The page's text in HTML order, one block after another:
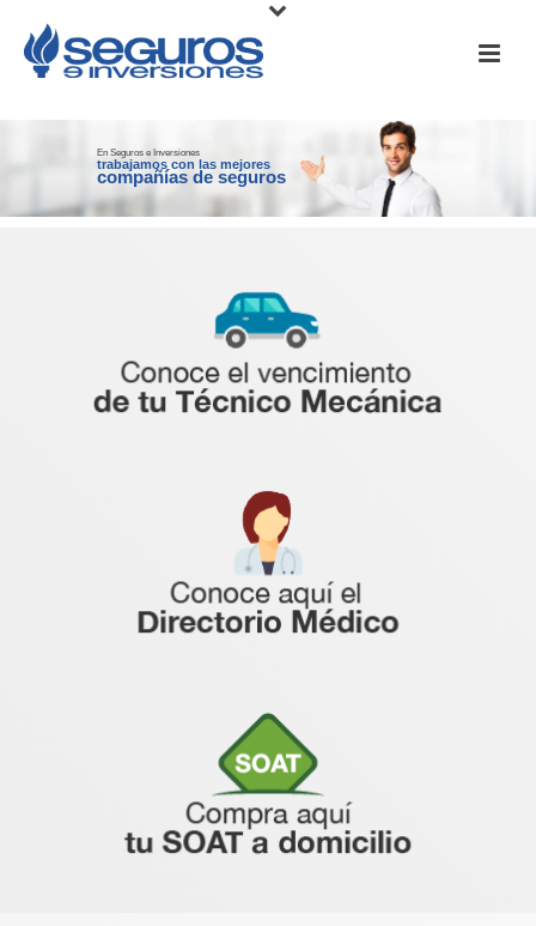
En Seguros e Inversiones
trabajamos con las mejores
compañías de seguros
Conoce cuándo debes realizar la revisión
técnico mecánica y evitar sansiones
Clic aquí
Conoce el directorio médico de Sura para pedir
citas
Clic aquí
Compra tu SOAT y recíbelo a domicilio
Clic aquí